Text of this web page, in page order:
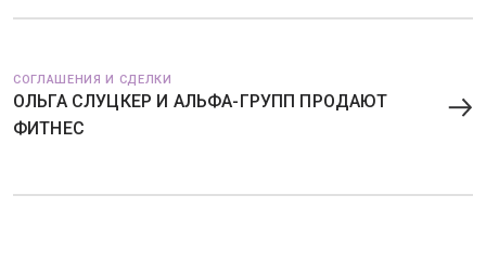
СОГЛАШЕНИЯ И СДЕЛКИ
ОЛЬГА СЛУЦКЕР И АЛЬФА-ГРУПП ПРОДАЮТ
ФИТНЕС